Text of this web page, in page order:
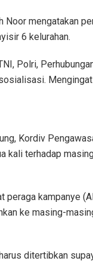
Noor mengatakan
6 kelurahan.
Polri,
Kordiv
kali terhadap
peraga kampanye
ke masing-
ditertibkan